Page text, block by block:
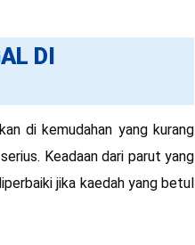
DI
di kemudahan yang kurang
Keadaan dari parut yang
jika kaedah yang betul